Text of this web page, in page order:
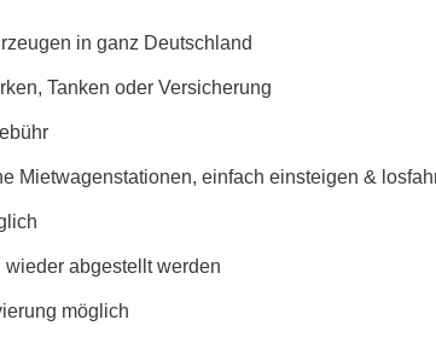
in ganz Deutschland
Tanken oder Versicherung
Mietwagenstationen, einfach einsteigen &
abgestellt werden
möglich